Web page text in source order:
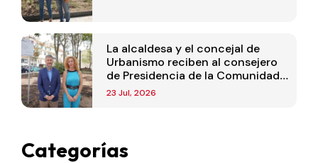
La alcaldesa y el concejal de
Urbanismo reciben al consejero
de Presidencia de la Comunidad
de Madrid
23 Jul, 2026
Categorías